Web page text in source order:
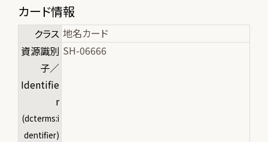
カード情報
クラス 地名カード
資源識別
子／
Identifie
r
(dcterms:i
dentifier)
SH-06666